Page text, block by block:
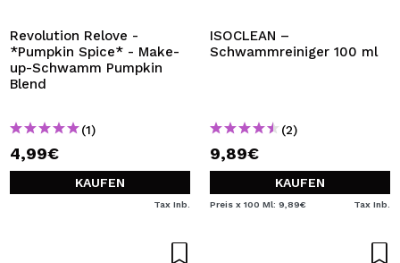
Revolution Relove -
*Pumpkin Spice* - Make-
up-Schwamm Pumpkin
Blend
(1)
4,99€
KAUFEN
Tax Inb.
ISOCLEAN –
Schwammreiniger 100 ml
(2)
9,89€
KAUFEN
Preis x 100 Ml: 9,89€ Tax Inb.